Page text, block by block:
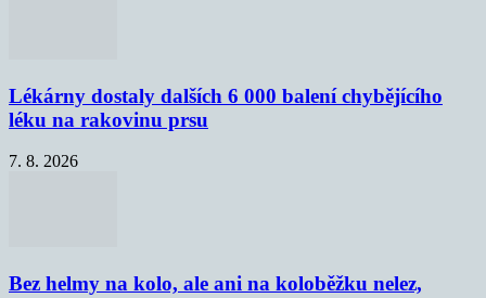
Lékárny dostaly dalších 6 000 balení chybějícího
léku na rakovinu prsu
7. 8. 2026
Bez helmy na kolo, ale ani na koloběžku nelez,